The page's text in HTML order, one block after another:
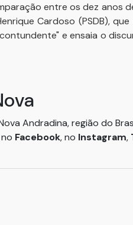
entre os dez anos
Cardoso (PSDB),
e ensaia o
Andradina, região do
Facebook, no Instagram,